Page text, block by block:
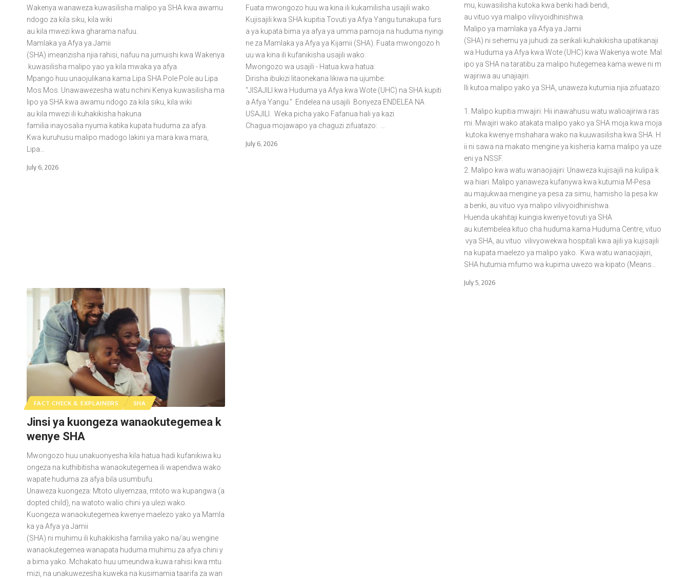
Wakenya wanaweza kuwasilisha malipo ya SHA kwa awamu
ndogo za kila siku, kila wiki
au kila mwezi kwa gharama nafuu.
Mamlaka ya Afya ya Jamii
(SHA) imeanzisha njia rahisi, nafuu na jumuishi kwa Wakenya
kuwasilisha malipo yao ya kila mwaka ya afya.
Mpango huu unaojulikana kama Lipa SHA Pole Pole au Lipa
Mos Mos. Unawawezesha watu nchini Kenya kuwasilisha ma
lipo ya SHA kwa awamu ndogo za kila siku, kila wiki
au kila mwezi ili kuhakikisha hakuna
familia inayosalia nyuma katika kupata huduma za afya.
Kwa kuruhusu malipo madogo lakini ya mara kwa mara,
Lipa…
July 6, 2026
Fuata mwongozo huu wa kina ili kukamilisha usajili wako.
Kujisajili kwa SHA kupitia Tovuti ya Afya Yangu tunakupa furs
a ya kupata bima ya afya ya umma pamoja na huduma nyingi
ne za Mamlaka ya Afya ya Kijamii (SHA). Fuata mwongozo h
uu wa kina ili kufanikisha usajili wako.
Mwongozo wa usajili - Hatua kwa hatua:
Dirisha ibukizi litaonekana likiwa na ujumbe:
“JISAJILI kwa Huduma ya Afya kwa Wote (UHC) na SHA kupiti
a Afya Yangu.” Endelea na usajili Bonyeza ENDELEA NA
USAJILI. Weka picha yako Fafanua hali ya kazi
Chagua mojawapo ya chaguzi zifuatazo: …
July 6, 2026
mu, kuwasilisha kutoka kwa benki hadi bendi,
au vituo vya malipo vilivyoidhinishwa.
Malipo ya mamlaka ya Afya ya Jamii
(SHA) ni sehemu ya juhudi za serikali kuhakikisha upatikanaji
wa Huduma ya Afya kwa Wote (UHC) kwa Wakenya wote. Mal
ipo ya SHA na taratibu za malipo hutegemea kama wewe ni m
wajiriwa au unajiajiri.
Ili kutoa malipo yako ya SHA, unaweza kutumia njia zifuatazo:
1. Malipo kupitia mwajiri: Hii inawahusu watu walioajiriwa ras
mi. Mwajiri wako atakata malipo yako ya SHA moja kwa moja
kutoka kwenye mshahara wako na kuuwasilisha kwa SHA. H
ii ni sawa na makato mengine ya kisheria kama malipo ya uze
eni ya NSSF.
2. Malipo kwa watu wanaojiajiri: Unaweza kujisajili na kulipa k
wa hiari. Malipo yanaweza kufanywa kwa kutumia M-Pesa
au majukwaa mengine ya pesa za simu, hamisho la pesa kw
a benki, au vituo vya malipo vilivyoidhinishwa.
Huenda ukahitaji kuingia kwenye tovuti ya SHA
au kutembelea kituo cha huduma kama Huduma Centre, vituo
vya SHA, au vituo vilivyowekwa hospitali kwa ajili ya kujisajili
na kupata maelezo ya malipo yako. Kwa watu wanaojiajiri,
SHA hutumia mfumo wa kupima uwezo wa kipato (Means…
July 5, 2026
FACT CHECK & EXPLAINERS SHA
Jinsi ya kuongeza wanaokutegemea k
wenye SHA
Mwongozo huu unakuonyesha kila hatua hadi kufanikiwa ku
ongeza na kuthibitisha wanaokutegemea ili wapendwa wako
wapate huduma za afya bila usumbufu.
Unaweza kuongeza: Mtoto uliyemzaa, mtoto wa kupangwa (a
dopted child), na watoto walio chini ya ulezi wako.
Kuongeza wanaokutegemea kwenye maelezo yako ya Mamla
ka ya Afya ya Jamii
(SHA) ni muhimu ili kuhakikisha familia yako na/au wengine
wanaokutegemea wanapata huduma muhimu za afya chini y
a bima yako. Mchakato huu umeundwa kuwa rahisi kwa mtu
mizi, na unakuwezesha kuweka na kusimamia taarifa za wan